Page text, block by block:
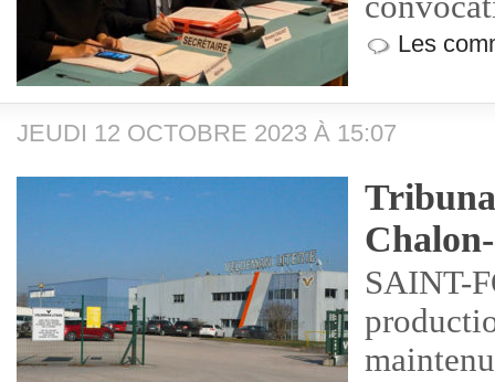
Les
JEUDI 12 OCTOBRE 2023 À 15:07
SAINT-